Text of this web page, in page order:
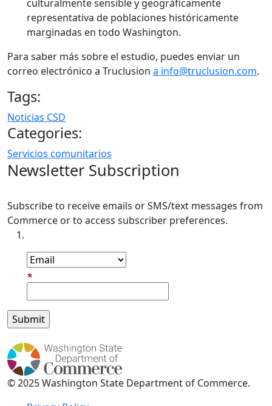
culturalmente sensible y geográficamente
representativa de poblaciones históricamente
marginadas en todo Washington.
Para saber más sobre el estudio, puedes enviar un
correo electrónico a Truclusion a info@truclusion.com.
Tags:
Noticias CSD
Categories:
Servicios comunitarios
Newsletter Subscription
Subscribe to receive emails or SMS/text messages from
Commerce or to access subscriber preferences.
© 2025 Washington State Department of Commerce.